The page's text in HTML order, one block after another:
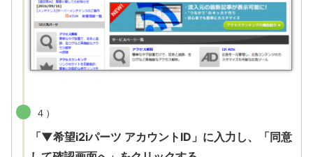
４）
「▼希望i2iパーツ アカウントID」に入力し、「同意